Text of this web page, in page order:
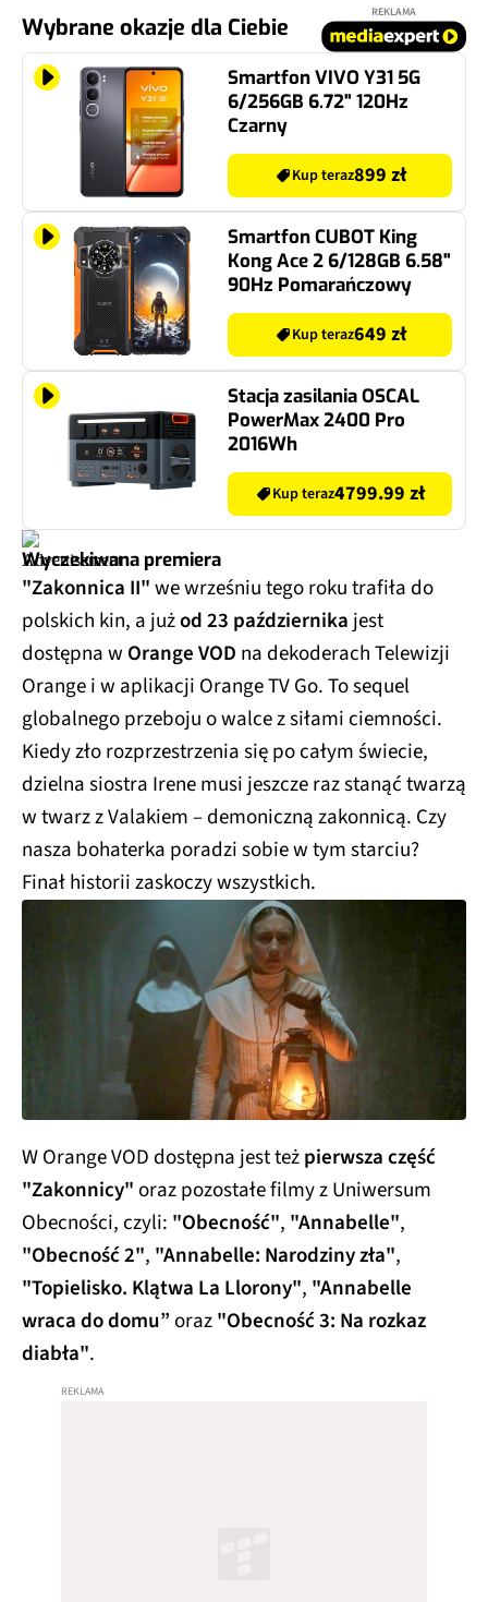
Wybrane okazje dla Ciebie
REKLAMA
Smartfon VIVO Y31 5G
6/256GB 6.72" 120Hz
Czarny
Kup teraz899 zł
Smartfon CUBOT King
Kong Ace 2 6/128GB 6.58"
90Hz Pomarańczowy
Kup teraz649 zł
Stacja zasilania OSCAL
PowerMax 2400 Pro
2016Wh
Kup teraz4799.99 zł
Wyczekiwana premiera
"Zakonnica II"we wrześniu tego roku trafiła do
polskich kin, a jużod 23 października jest
dostępna w Orange VOD na dekoderach Telewizji
Orange i w aplikacji Orange TV Go. To sequel
globalnego przeboju o walce z siłami ciemności.
Kiedy zło rozprzestrzenia się po całym świecie,
dzielna siostra Irene musi jeszcze raz stanąć twarzą
w twarz z Valakiem – demoniczną zakonnicą. Czy
nasza bohaterka poradzi sobie w tym starciu?
Finał historii zaskoczy wszystkich.
W Orange VOD dostępna jest teżpierwsza część
"Zakonnicy"oraz pozostałe filmy z Uniwersum
Obecności, czyli: "Obecność", "Annabelle",
"Obecność 2", "Annabelle: Narodziny zła",
"Topielisko. Klątwa La Llorony", "Annabelle
wraca do domu”oraz"Obecność 3: Na rozkaz
diabła".